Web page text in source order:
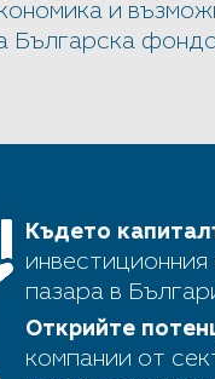
и
Българска
Където
пазара в
Открийте
компании от